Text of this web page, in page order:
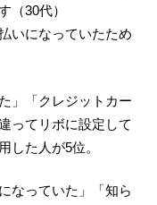
（30代）
いになっていたため
」「クレジットカー
ってリボに設定して
した人が5位。
なっていた」「知ら